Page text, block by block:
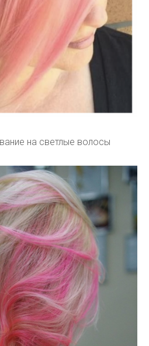
на светлые волосы